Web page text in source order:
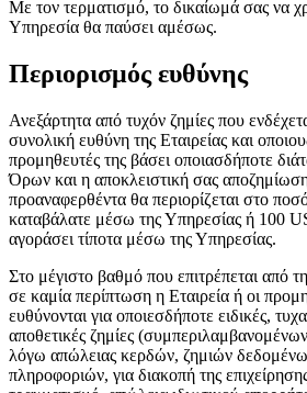
Με τον τερματισμό, το δικαίωμά σας να
Υπηρεσία θα παύσει αμέσως.
Περιορισμός ευθύνης
Ανεξάρτητα από τυχόν ζημίες που
συνολική ευθύνη της Εταιρείας και
προμηθευτές της βάσει οποιασδήποτε
Όρων και η αποκλειστική σας
προαναφερθέντα θα περιορίζεται στο
καταβάλατε μέσω της Υπηρεσίας ή 100
αγοράσει τίποτα μέσω της Υπηρεσίας.
Στο μέγιστο βαθμό που επιτρέπεται από
σε καμία περίπτωση η Εταιρεία ή οι
ευθύνονται για οποιεσδήποτε ειδικές,
αποθετικές ζημίες
λόγω απώλειας κερδών, ζημιών
πληροφοριών, για διακοπή της